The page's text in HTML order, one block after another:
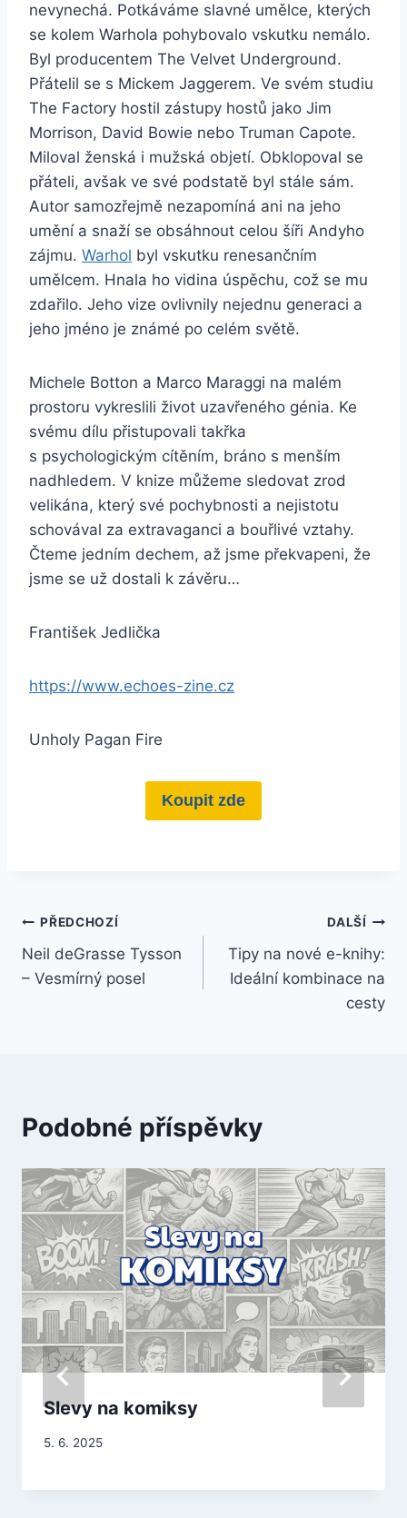
nevynechá. Potkáváme slavné umělce, kterých
se kolem Warhola pohybovalo vskutku nemálo.
Byl producentem The Velvet Underground.
Přátelil se s Mickem Jaggerem. Ve svém studiu
The Factory hostil zástupy hostů jako Jim
Morrison, David Bowie nebo Truman Capote.
Miloval ženská i mužská objetí. Obklopoval se
přáteli, avšak ve své podstatě byl stále sám.
Autor samozřejmě nezapomíná ani na jeho
umění a snaží se obsáhnout celou šíři Andyho
zájmu. Warhol byl vskutku renesančním
umělcem. Hnala ho vidina úspěchu, což se mu
zdařilo. Jeho vize ovlivnily nejednu generaci a
jeho jméno je známé po celém světě.
Michele Botton a Marco Maraggi na malém
prostoru vykreslili život uzavřeného génia. Ke
svému dílu přistupovali takřka
s psychologickým cítěním, bráno s menším
nadhledem. V knize můžeme sledovat zrod
velikána, který své pochybnosti a nejistotu
schovával za extravaganci a bouřlivé vztahy.
Čteme jedním dechem, až jsme překvapeni, že
jsme se už dostali k závěru…
František Jedlička
https://www.echoes-zine.cz
Unholy Pagan Fire
Koupit zde
PŘEDCHOZÍ
Neil deGrasse Tysson
– Vesmírný posel
DALŠÍ
Tipy na nové e-knihy:
Ideální kombinace na
cesty
Podobné příspěvky
Slevy na komiksy
5. 6. 2025